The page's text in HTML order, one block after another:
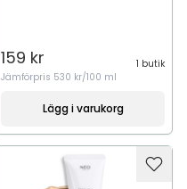
159 kr
1 butik
Jämförpris 530 kr/100 ml
Lägg i varukorg